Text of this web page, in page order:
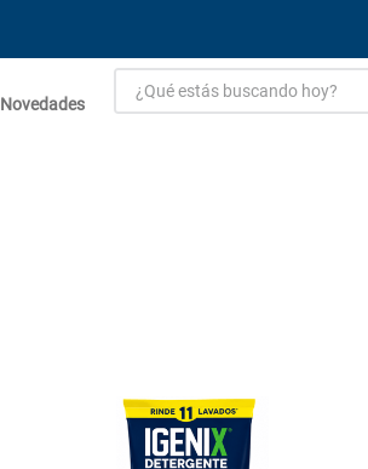
Novedades
¿Qué estás buscando hoy?
generador